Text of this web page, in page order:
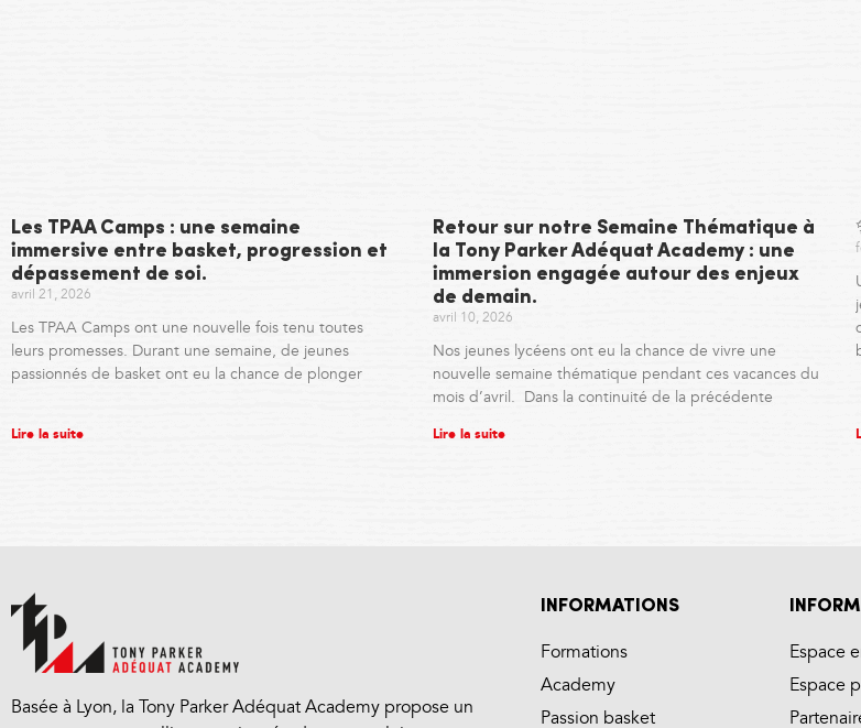
Les TPAA Camps : une semaine
immersive entre basket, progression et
dépassement de soi.
avril 21, 2026
Les TPAA Camps ont une nouvelle fois tenu toutes
leurs promesses. Durant une semaine, de jeunes
passionnés de basket ont eu la chance de plonger
Lire la suite
Retour sur notre Semaine Thématique à
la Tony Parker Adéquat Academy : une
immersion engagée autour des enjeux
de demain.
avril 10, 2026
Nos jeunes lycéens ont eu la chance de vivre une
nouvelle semaine thématique pendant ces vacances du
mois d’avril. Dans la continuité de la précédente
Lire la suite
Basée à Lyon, la Tony Parker Adéquat Academy propose un
INFORMATIONS
Formations
Academy
Passion basket
Espace
Espace